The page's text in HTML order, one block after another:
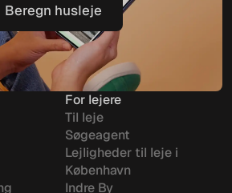
Beregn husleje
Beregn husleje
For lejere
Til leje
Søgeagent
Lejligheder til leje i
København
Indre By